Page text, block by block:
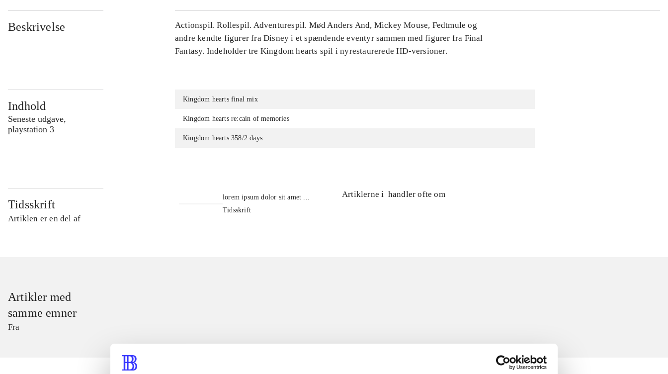
Beskrivelse
Actionspil. Rollespil. Adventurespil. Mød Anders And, Mickey Mouse, Fedtmule og
andre kendte figurer fra Disney i et spændende eventyr sammen med figurer fra Final
Fantasy. Indeholder tre Kingdom hearts spil i nyrestaurerede HD-versioner.
Indhold
Seneste udgave,
playstation 3
Kingdom hearts final mix
Kingdom hearts re:cain of memories
Kingdom hearts 358/2 days
Tidsskrift
Artiklen er en del af
lorem ipsum dolor sit amet ...
Tidsskrift
Artiklerne i handler ofte om
Artikler med
samme emner
Fra